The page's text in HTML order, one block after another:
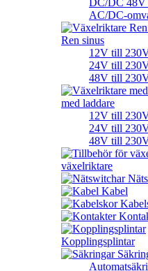
DC/DC
AC/DC-
Ren sinus
12V till
24V till
48V till
med laddare
12V till
24V till
48V till
växelriktare
Kabel
Kopplingsplintar